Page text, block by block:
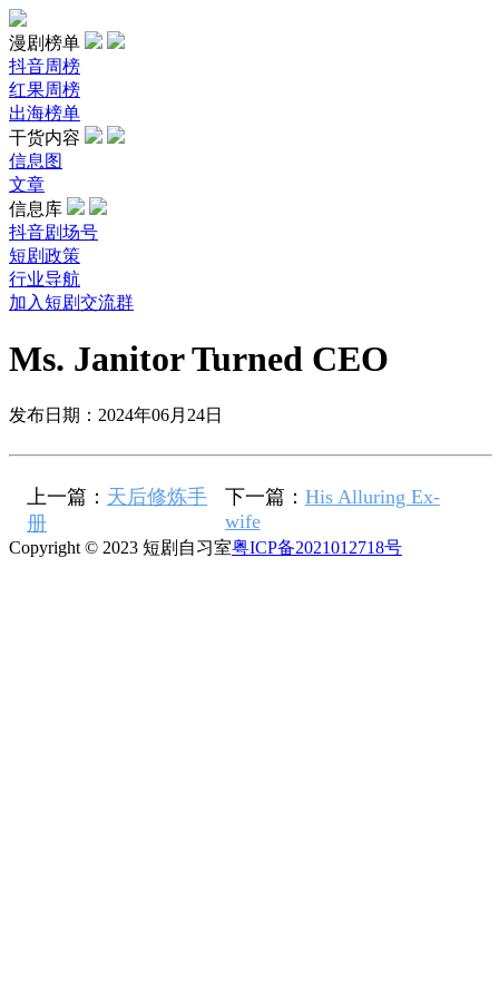
漫剧榜单
抖音周榜
红果周榜
出海榜单
干货内容
信息图
文章
信息库
抖音剧场号
短剧政策
行业导航
加入短剧交流群
Ms. Janitor Turned CEO
发布日期：2024年06月24日
上一篇： 天后修炼手
册
下一篇： His Alluring Ex-
wife
Copyright © 2023 短剧自习室粤ICP备2021012718号